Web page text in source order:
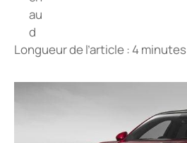
Longueur de l’article : 4 minutes